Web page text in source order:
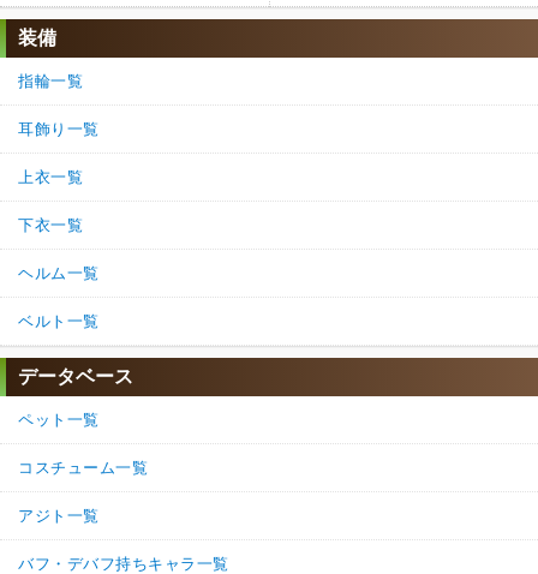
装備
指輪一覧
耳飾り一覧
上衣一覧
下衣一覧
ヘルム一覧
ベルト一覧
データベース
ペット一覧
コスチューム一覧
アジト一覧
バフ・デバフ持ちキャラ一覧